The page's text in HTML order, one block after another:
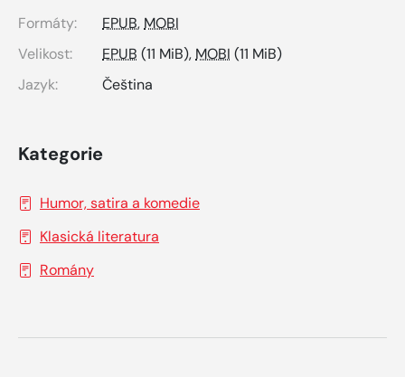
Formáty: EPUB, MOBI
Velikost:
EPUB (11 MiB), MOBI (11 MiB)
Jazyk:
Čeština
Kategorie
Humor, satira a komedie
Klasická literatura
Romány